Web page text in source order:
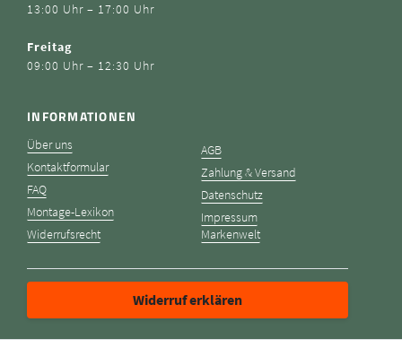
13:00 Uhr – 17:00 Uhr
Freitag
09:00 Uhr – 12:30 Uhr
INFORMATIONEN
Über uns
Kontaktformular
FAQ
Montage-Lexikon
Widerrufsrecht
AGB
Zahlung & Versand
Datenschutz
Impressum
Markenwelt
Widerruf erklären